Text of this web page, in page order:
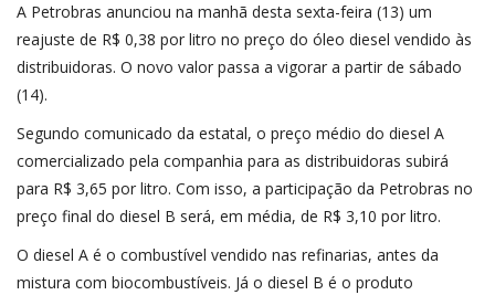
A Petrobras anunciou na manhã desta sexta-feira (13) um
reajuste de R$ 0,38 por litro no preço do óleo diesel vendido às
distribuidoras. O novo valor passa a vigorar a partir de sábado
(14).
Segundo comunicado da estatal, o preço médio do diesel A
comercializado pela companhia para as distribuidoras subirá
para R$ 3,65 por litro. Com isso, a participação da Petrobras no
preço final do diesel B será, em média, de R$ 3,10 por litro.
O diesel A é o combustível vendido nas refinarias, antes da
mistura com biocombustíveis. Já o diesel B é o produto